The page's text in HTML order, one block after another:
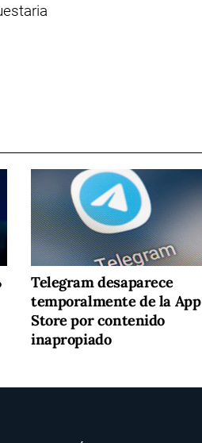
Telegram desaparece
temporalmente de la App
Store por contenido
inapropiado